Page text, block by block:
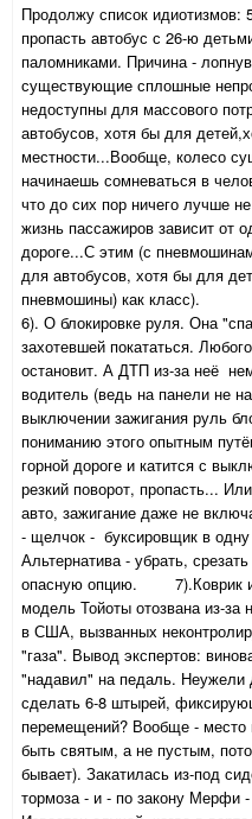
Продолжу список
пропасть автобус с 26-ю
паломниками. Причина -
существующие сплошные
недоступны для массового
автобусов, хотя бы для
местности...Вообще, колесо
начинаешь сомневаться в
что до сих пор ничего лучше
жизнь пассажиров зависит от
дороге...С этим (с
для автобусов, хотя бы для
пневмошины) как класс).
6). О блокировке руля. Она
захотевшей покататься.
остановит. А ДТП из-за неё
водитель (ведь на панели не
выключении зажигания руль
пониманию этого опытным
горной дороге и катится с
резкий поворот, пропасть...
авто, зажигание даже не
- щелчок - буксировщик в
Альтернатива - убрать,
опасную опцию. 7).Коврик
модель Тойоты отозвана из-за
в США, вызванных
"газа". Вывод экспертов:
"надавил" на педаль. Неужели
сделать 6-8 штырей,
перемещений? Вообще -
быть святым, а не пустым,
бывает). Закатилась из-под
тормоза - и - по закону Мерфи